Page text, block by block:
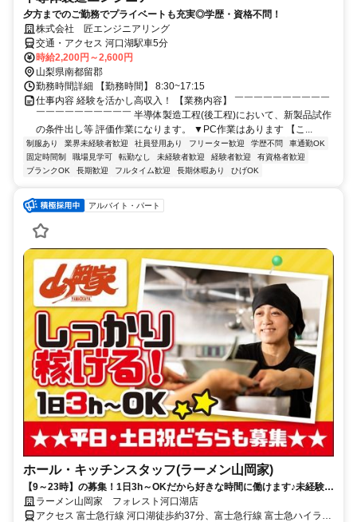
夕方までのご勤務でプライベートも充実◎学歴・資格不問！
株式会社 匠エンジニアリング
交通・アクセス 河口湖駅車5分
時給2,200円～2,600円
山梨県南都留郡
勤務時間詳細 【勤務時間】 8:30~17:15
仕事内容 経験を活かし高収入！ 【業務内容】 ￣￣￣￣￣￣￣￣￣￣
￣￣￣￣￣￣￣￣￣￣ 半導体製造工程(後工程)において、新製品試作
の条件出し等 評価作業になります。 ▼PC作業はあります 【こ...
制服あり 業界未経験者歓迎 社員登用あり フリーター歓迎 学歴不問
車通勤OK
固定時間制
職場見学可 転勤なし 未経験者歓迎 経験者歓迎
有資格者歓迎
ブランクOK
長期歓迎 フルタイム歓迎 長期休暇あり ひげOK
アルバイト・パート
ホール・キッチンスタッフ(ラーメン山岡家)
【9～23時】の募集！1日3h～OKだから好きな時間に働けます♪未経験歓
迎！まかないあり！
ラーメン山岡家 フォレスト河口湖店
アクセス 富士急行線 河口湖徒歩約37分、富士急行線 富士急ハイラン